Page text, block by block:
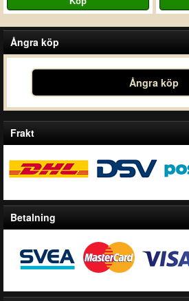
Ångra köp
Ångra köp
Frakt
Betalning